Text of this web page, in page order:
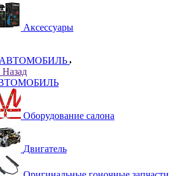
Аксессуары
АВТОМОБИЛЬ
Назад
Оборудование салона
Двигатель